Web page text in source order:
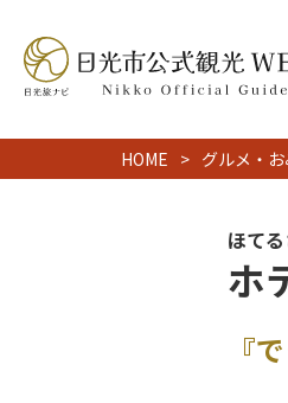
HOME グルメ・
ほて
ホ
『